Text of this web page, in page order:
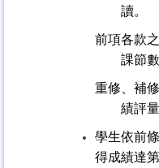
讀。
前項各款
課節
重修、補
績評
學生依前
得成績達